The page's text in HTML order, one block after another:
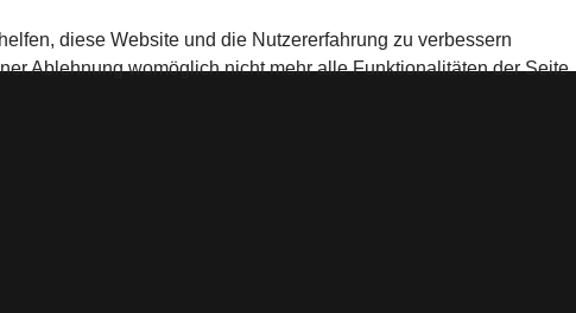
diese Website und die Nutzererfahrung zu verbessern
Ablehnung womöglich nicht mehr alle Funktionalitäten der Seite